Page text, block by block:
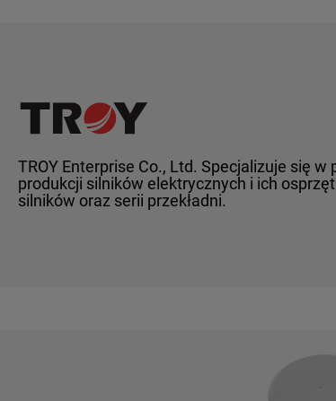
TROY Enterprise Co., Ltd. Specjalizuje się w
produkcji silników elektrycznych i ich
silników oraz serii przekładni.